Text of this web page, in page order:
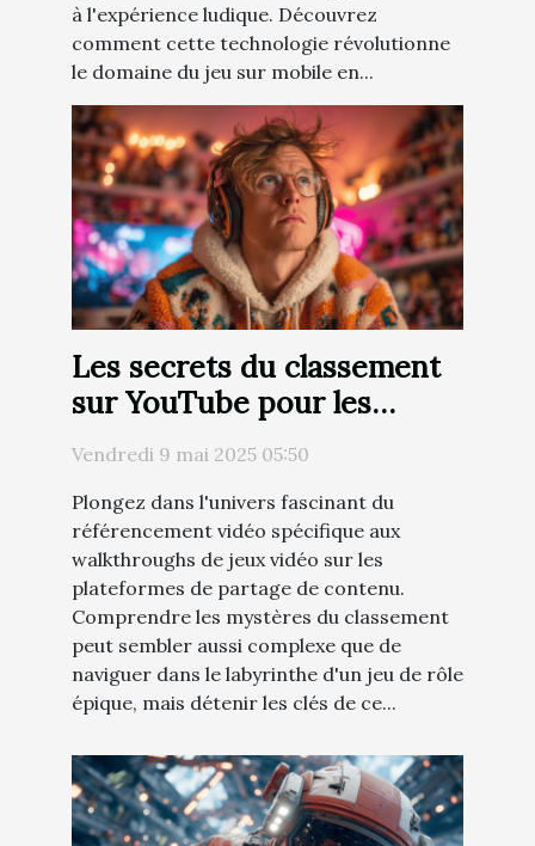
à l'expérience ludique. Découvrez
comment cette technologie révolutionne
le domaine du jeu sur mobile en...
Les secrets du classement
sur YouTube pour les
walkthroughs de jeux vidéo
Vendredi 9 mai 2025 05:50
Plongez dans l'univers fascinant du
référencement vidéo spécifique aux
walkthroughs de jeux vidéo sur les
plateformes de partage de contenu.
Comprendre les mystères du classement
peut sembler aussi complexe que de
naviguer dans le labyrinthe d'un jeu de rôle
épique, mais détenir les clés de ce...